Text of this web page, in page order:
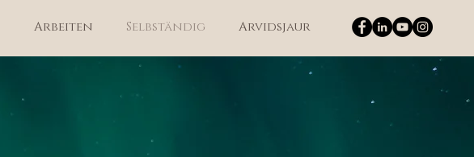
Arbeiten Selbständig Arvidsjaur